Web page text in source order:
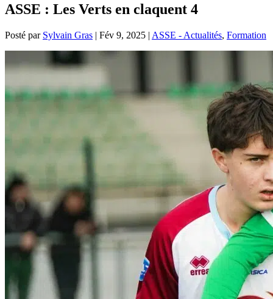
ASSE : Les Verts en claquent 4
Posté par Sylvain Gras | Fév 9, 2025 | ASSE - Actualités, Formation